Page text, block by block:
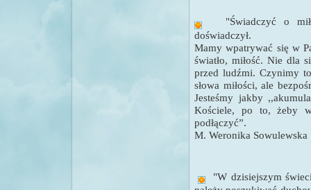
"Świadczyć o
doświadczył.
Mamy wpatrywać się w
światło, miłość. Nie dla
przed ludźmi. Czynimy
słowa miłości, ale
Jesteśmy jakby
Kościele, po to, żeby
podłączyć”.
M. Weronika Sowulewska
"W dzisiejszym